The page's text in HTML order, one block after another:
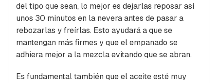
del tipo que sean, lo mejor es dejarlas reposar así
unos 30 minutos en la nevera antes de pasar a
rebozarlas y freírlas. Esto ayudará a que se
mantengan más firmes y que el empanado se
adhiera mejor a la mezcla evitando que se abran.
Es fundamental también que el aceite esté muy